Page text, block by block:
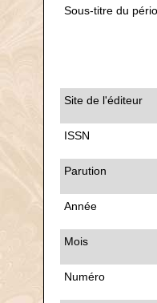
Sous-titre du
Site de l'éditeur
ISSN
Parution
Année
Mois
Numéro